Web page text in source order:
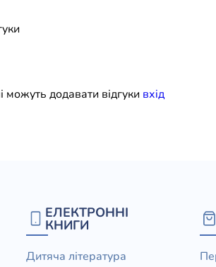
Художня література
можуть додавати відгуки вхiд
ЕЛЕКТРОННІ
КНИГИ
Дитяча література